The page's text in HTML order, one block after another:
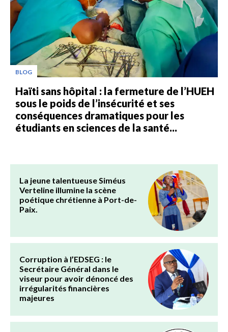
BLOG
Haïti sans hôpital : la fermeture de l’HUEH
sous le poids de l’insécurité et ses
conséquences dramatiques pour les
étudiants en sciences de la santé...
La jeune talentueuse Siméus
Verteline illumine la scène
poétique chrétienne à Port-de-
Paix.
Corruption à l’EDSEG : le
Secrétaire Général dans le
viseur pour avoir dénoncé des
irrégularités financières
majeures